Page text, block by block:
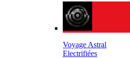
Voyage Astral
Electrifiées